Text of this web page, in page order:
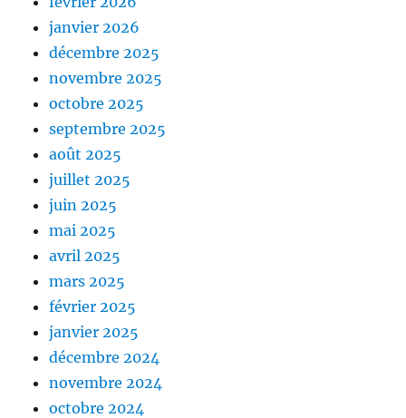
janvier 2026
décembre 2025
novembre 2025
octobre 2025
septembre 2025
août 2025
juillet 2025
juin 2025
mai 2025
avril 2025
mars 2025
février 2025
janvier 2025
décembre 2024
novembre 2024
octobre 2024